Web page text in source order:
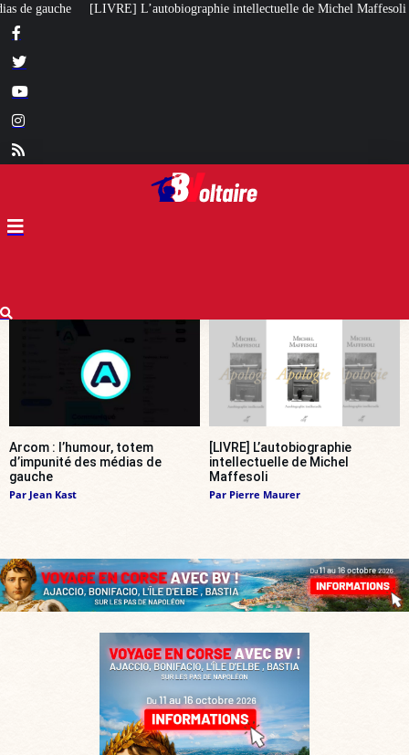
intellectuelle de Michel Maffesoli Pour regagner son influence en
Arcom : l’humour, totem
d’impunité des médias de
gauche
Par Jean Kast
[LIVRE] L’autobiographie
intellectuelle de Michel
Maffesoli
Par Pierre Maurer